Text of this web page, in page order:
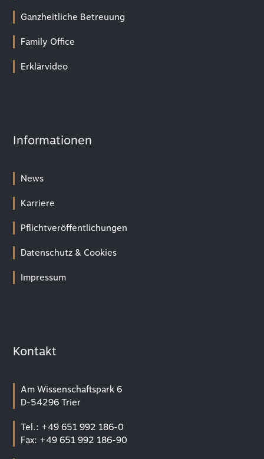
Ganzheitliche Betreuung
Family Office
Erklärvideo
Informationen
News
Karriere
Pflichtveröffentlichungen
Datenschutz & Cookies
Impressum
Kontakt
Am Wissenschaftspark 6
D-54296 Trier
Tel.: +49 651 992 186-0
Fax: +49 651 992 186-90